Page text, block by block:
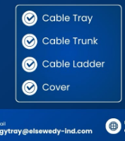
على تحسين